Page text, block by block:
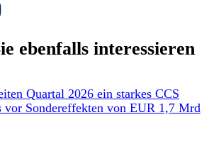
ebenfalls interessieren
Quartal 2026 ein starkes CCS
vor Sondereffekten von EUR 1,7 Mrd